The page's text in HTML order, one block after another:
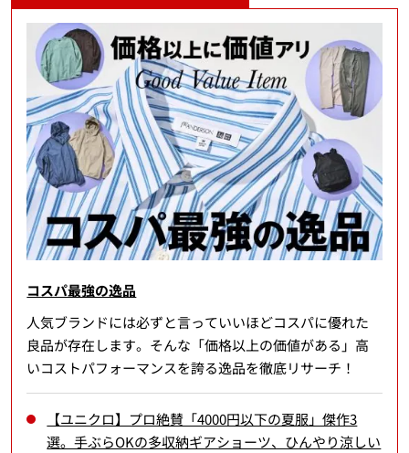
コスパ最強の逸品
人気ブランドには必ずと言っていいほどコスパに優れた
良品が存在します。そんな「価格以上の価値がある」高
いコストパフォーマンスを誇る逸品を徹底リサーチ！
【ユニクロ】プロ絶賛「4000円以下の夏服」傑作3
選。手ぶらOKの多収納ギアショーツ、ひんやり涼しい